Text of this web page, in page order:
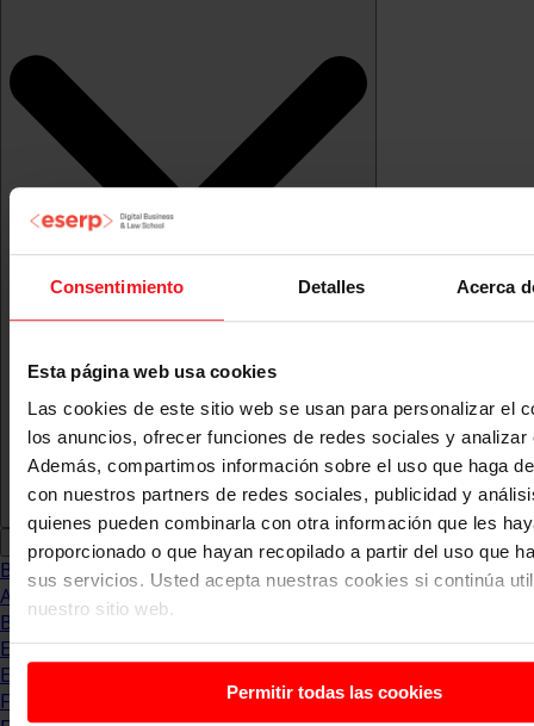
Consentimiento Detalles Acerca
Esta página web usa cookies
Las cookies de este sitio web se usan para personalizar el
los anuncios, ofrecer funciones de redes sociales y analizar
Además, compartimos información sobre el uso que haga
con nuestros partners de redes sociales, publicidad y
quienes pueden combinarla con otra información que les
proporcionado o que hayan recopilado a partir del uso que
sus servicios. Usted acepta nuestras cookies si continúa
nuestro sitio web.
Permitir todas las cookies
Blog
Abogacia
Business
Empleo & Emprendimiento
Empresas
Finanzas